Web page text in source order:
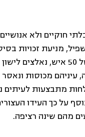
חוקיים ולא
מניעת זכויות
העצורים מוחזקים
מכוסות
מתבצעות לעיתים
על כך העידו
מהם שינה רציפה.